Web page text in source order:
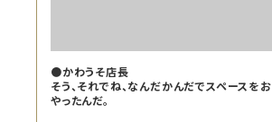
●かわうそ店長
そう、それでね、なんだかんだでスペースを
やったんだ。